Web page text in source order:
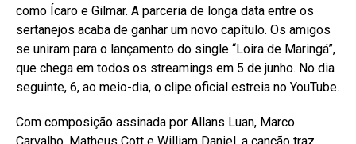
como Ícaro e Gilmar. A parceria de longa data entre os
sertanejos acaba de ganhar um novo capítulo. Os amigos
se uniram para o lançamento do single “Loira de Maringá”,
que chega em todos os streamings em 5 de junho. No dia
seguinte, 6, ao meio-dia, o clipe oficial estreia no YouTube.
Com composição assinada por Allans Luan, Marco